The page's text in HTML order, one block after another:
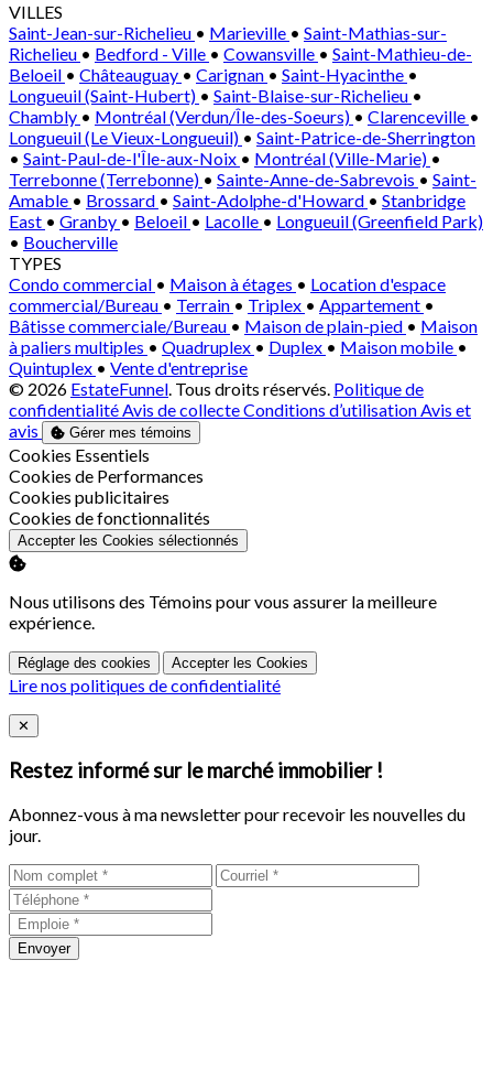
VILLES
Saint-Jean-sur-Richelieu • Marieville • Saint-Mathias-sur-
Richelieu • Bedford - Ville • Cowansville • Saint-Mathieu-de-
Beloeil • Châteauguay • Carignan • Saint-Hyacinthe •
Longueuil (Saint-Hubert) • Saint-Blaise-sur-Richelieu •
Chambly • Montréal (Verdun/Île-des-Soeurs) • Clarenceville •
Longueuil (Le Vieux-Longueuil) • Saint-Patrice-de-Sherrington
• Saint-Paul-de-l'Île-aux-Noix • Montréal (Ville-Marie) •
Terrebonne (Terrebonne) • Sainte-Anne-de-Sabrevois • Saint-
Amable • Brossard • Saint-Adolphe-d'Howard • Stanbridge
East • Granby • Beloeil • Lacolle • Longueuil (Greenfield Park)
• Boucherville
TYPES
Condo commercial • Maison à étages • Location d'espace
commercial/Bureau • Terrain • Triplex • Appartement •
Bâtisse commerciale/Bureau • Maison de plain-pied • Maison
à paliers multiples • Quadruplex • Duplex • Maison mobile •
Quintuplex • Vente d'entreprise
© 2026 EstateFunnel. Tous droits réservés. Politique de
confidentialitéAvis de collecteConditions d’utilisationAvis et
avis
Gérer mes témoins
Activer
Cookies Essentiels
Activer
Cookies de Performances
Activer
Cookies publicitaires
Activer
Cookies de fonctionnalités
Accepter les Cookies sélectionnés
Nous utilisons des Témoins pour vous assurer la meilleure
expérience.
Réglage des cookies Accepter les Cookies
Lire nos politiques de confidentialité
Close
✕
Restez informé sur le marché immobilier !
Abonnez-vous à ma newsletter pour recevoir les nouvelles du
jour.
Envoyer